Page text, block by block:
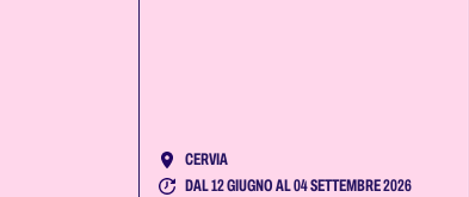
CERVIA
DAL 12 GIUGNO AL 04 SETTEMBRE 2026